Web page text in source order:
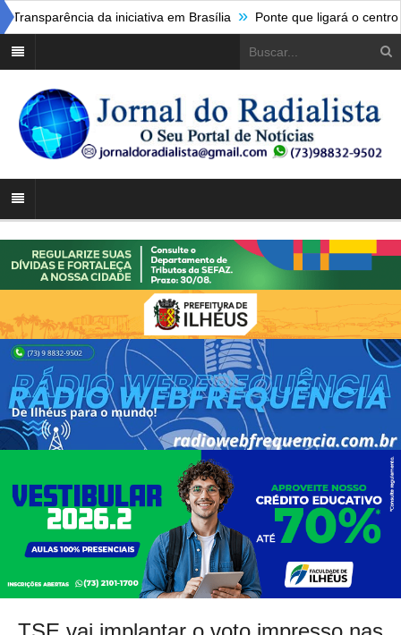
da iniciativa em Brasília » Ponte que ligará o centro de